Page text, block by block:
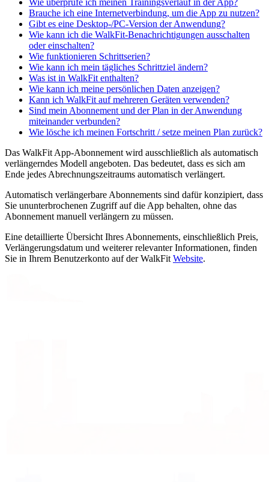
Wie überprüfe ich meinen Trainingsverlauf in der App?
Brauche ich eine Internetverbindung, um die App zu nutzen?
Gibt es eine Desktop-/PC-Version der Anwendung?
Wie kann ich die WalkFit-Benachrichtigungen ausschalten
oder einschalten?
Wie funktionieren Schrittserien?
Wie kann ich mein tägliches Schrittziel ändern?
Was ist in WalkFit enthalten?
Wie kann ich meine persönlichen Daten anzeigen?
Kann ich WalkFit auf mehreren Geräten verwenden?
Sind mein Abonnement und der Plan in der Anwendung
miteinander verbunden?
Wie lösche ich meinen Fortschritt / setze meinen Plan zurück?
Das WalkFit App-Abonnement wird ausschließlich als automatisch
verlängerndes Modell angeboten. Das bedeutet, dass es sich am
Ende jedes Abrechnungszeitraums automatisch verlängert.
Automatisch verlängerbare Abonnements sind dafür konzipiert, dass
Sie ununterbrochenen Zugriff auf die App behalten, ohne das
Abonnement manuell verlängern zu müssen.
Eine detaillierte Übersicht Ihres Abonnements, einschließlich Preis,
Verlängerungsdatum und weiterer relevanter Informationen, finden
Sie in Ihrem Benutzerkonto auf der WalkFit Website.